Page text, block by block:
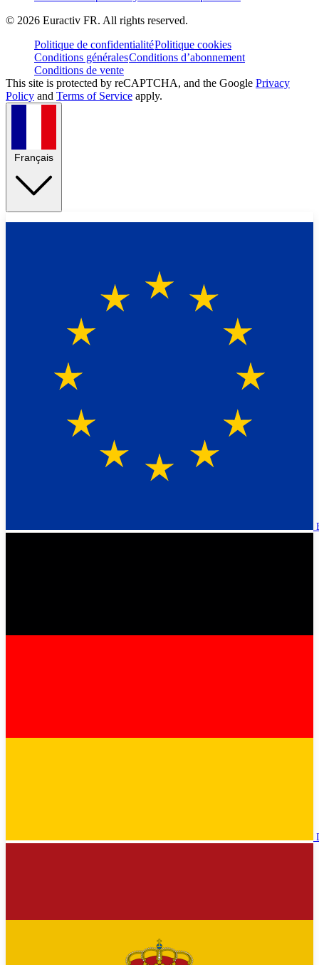
© 2026 Euractiv FR. All rights reserved.
Politique de confidentialitéPolitique cookies
Conditions généralesConditions d’abonnement
Conditions de vente
This site is protected by reCAPTCHA, and the Google Privacy
Policy and Terms of Service apply.
Français